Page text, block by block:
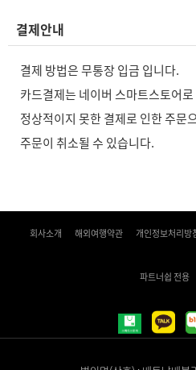
결제안내
결제 방법은 무통장 입금 입니다.
주문이 취소될 수 있습니다.
회사소개 해외여행약관 개인정보처리방
파트너쉽 전용